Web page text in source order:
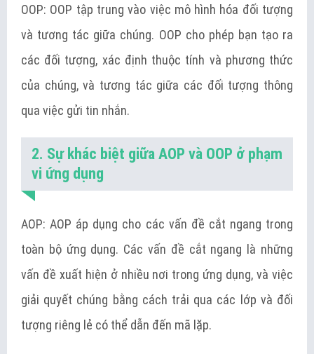
OOP: OOP tập trung vào việc mô hình hóa đối tượng
và tương tác giữa chúng. OOP cho phép bạn tạo ra
các đối tượng, xác định thuộc tính và phương thức
của chúng, và tương tác giữa các đối tượng thông
qua việc gửi tin nhắn.
2. Sự khác biệt giữa AOP và OOP ở phạm
vi ứng dụng
AOP: AOP áp dụng cho các vấn đề cắt ngang trong
toàn bộ ứng dụng. Các vấn đề cắt ngang là những
vấn đề xuất hiện ở nhiều nơi trong ứng dụng, và việc
giải quyết chúng bằng cách trải qua các lớp và đối
tượng riêng lẻ có thể dẫn đến mã lặp.